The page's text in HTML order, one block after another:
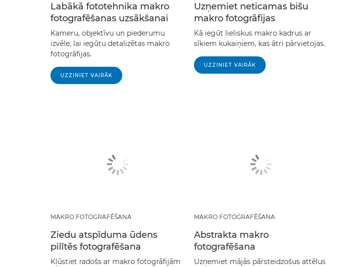
Labākā fototehnika makro
fotografēšanas uzsākšanai
Kameru, objektīvu un piederumu
izvēle, lai iegūtu detalizētas makro
fotogrāfijas.
UZZINIET VAIRĀK
Uzņemiet neticamas bišu
makro fotogrāfijas
Kā iegūt lieliskus makro kadrus ar
sīkiem kukaiņiem, kas ātri pārvietojas.
UZZINIET VAIRĀK
MAKRO FOTOGRAFĒŠANA
Ziedu atspīduma ūdens
pilītēs fotografēšana
Kļūstiet radošs ar makro fotogrāfijām
MAKRO FOTOGRAFĒŠANA
Abstrakta makro
fotografēšana
Uzņemiet mājās pārsteidzošus attēlus